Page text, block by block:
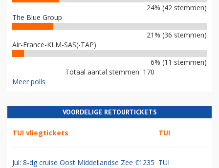
24% (42 stemmen)
The Blue Group
21% (36 stemmen)
Air-France-KLM-SAS(-TAP)
6% (11 stemmen)
Totaal aantal stemmen: 170
Meer polls
VOORDELIGE RETOURTICKETS
TUI vliegtickets TUI
Jul: 8-dg cruise Oost Middellandse Zee €1235 TUI